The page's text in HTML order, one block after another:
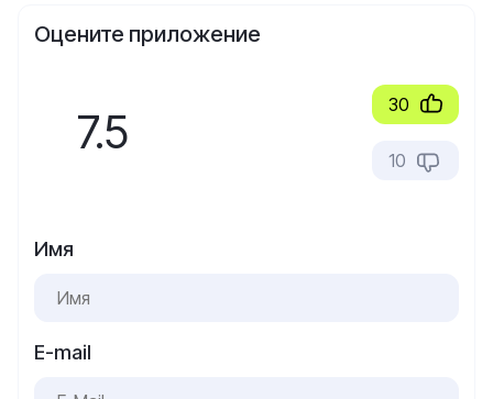
Оцените приложение
7.5 30
10
Имя
E-mail